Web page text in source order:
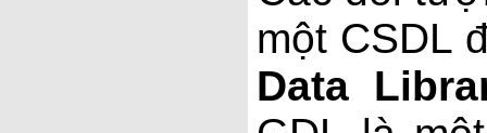
một CSDL
Data